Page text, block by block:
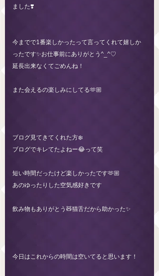
ました❣️
今までで1番楽しかったって言ってくれて嬉しか
ったです✨お仕事前にありがとう^_^♡
延長出来なくてごめんね！
また会えるの楽しみにしてる🫶🏼
ブログ見てきてくれた方❄️
ブログでキレてたよねー😂って笑
短い時間だったけど楽しかったです🫶🏼
あのゆったりした空気感好きです
飲み物もありがとう🧸猫舌だから助かった✨
今日はこれからの時間は空いてると思います！